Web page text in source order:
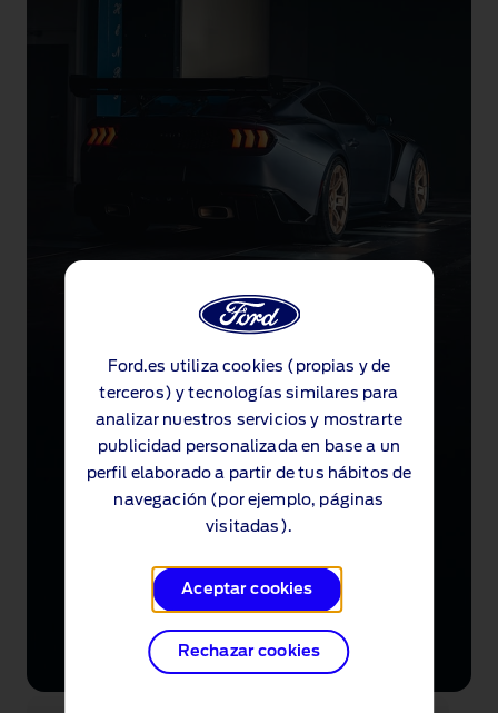
Ford.es utiliza cookies (propias y de
terceros) y tecnologías similares para
analizar nuestros servicios y mostrarte
publicidad personalizada en base a un
perfil elaborado a partir de tus hábitos de
navegación (por ejemplo, páginas
visitadas).
Aceptar cookies
Rechazar cookies